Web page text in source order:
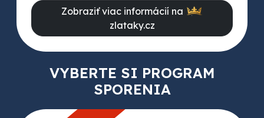
Zobraziť viac informácií na
zlataky.cz
VYBERTE SI PROGRAM
SPORENIA